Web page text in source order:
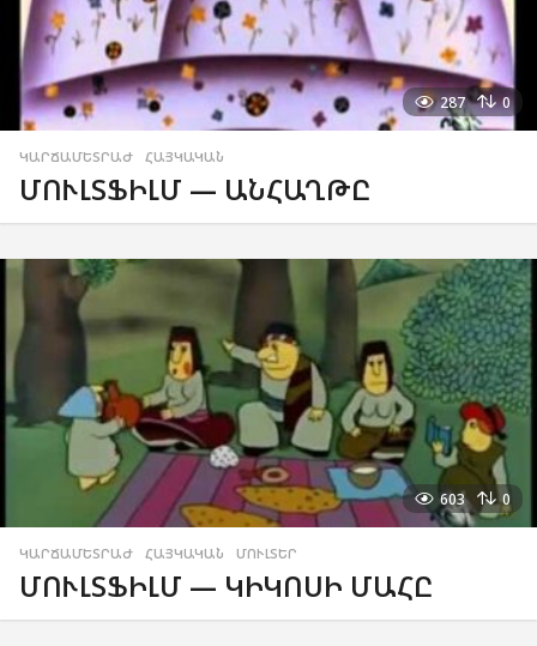
287 0
ԿԱՐՃԱՄԵՏՐԱԺ ,ՀԱՅԿԱԿԱՆ
ՄՈՒԼՏՖԻԼՄ — ԱՆՀԱՂԹԸ
603 0
ԿԱՐՃԱՄԵՏՐԱԺ ,ՀԱՅԿԱԿԱՆ ,ՄՈՒԼՏԵՐ
ՄՈՒԼՏՖԻԼՄ — ԿԻԿՈՍԻ ՄԱՀԸ